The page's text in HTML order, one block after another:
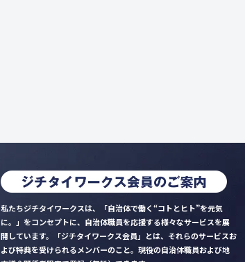
私たちジチタイワークスは、「自治体で働く“コトとヒト”を元気
に。」をコンセプトに、自治体職員を応援する様々なサービスを展
開しています。「ジチタイワークス会員」とは、それらのサービスお
よび特典を受けられるメンバーのこと。現役の自治体職員および地